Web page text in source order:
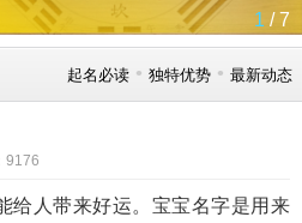
1 / 7
起名必读 • 独特优势 • 最新动态
9176
给人带来好运。宝宝名字是用来